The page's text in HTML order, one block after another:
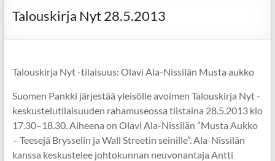
Talouskirja Nyt 28.5.2013
Talouskirja Nyt -tilaisuus: Olavi Ala-Nissilän Musta aukko
Suomen Pankki järjestää yleisölle avoimen Talouskirja Nyt -
keskustelutilaisuuden rahamuseossa tiistaina 28.5.2013 klo
17.30–18.30. Aiheena on Olavi Ala-Nissilän ”Musta Aukko
– Teesejä Brysselin ja Wall Streetin seinille”. Ala-Nissilän
kanssa keskustelee johtokunnan neuvonantaja Antti